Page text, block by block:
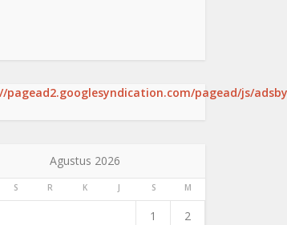
pagead2.googlesyndication.com/pagead/js/
Agustus 2026
S R K J S M
1 2